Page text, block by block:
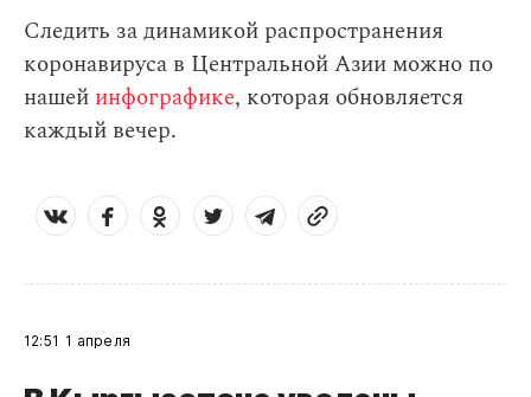
Следить за динамикой распространения
коронавируса в Центральной Азии можно по
нашей инфографике, которая обновляется
каждый вечер.
12:51 1 апреля